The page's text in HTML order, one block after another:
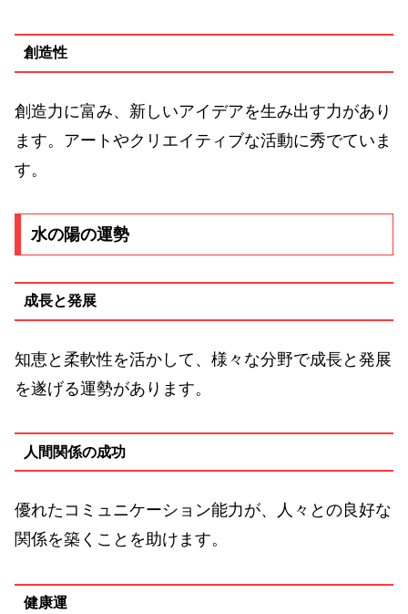
創造性
創造力に富み、新しいアイデアを生み出す力があり
ます。アートやクリエイティブな活動に秀でていま
す。
水の陽の運勢
成長と発展
知恵と柔軟性を活かして、様々な分野で成長と発展
を遂げる運勢があります。
人間関係の成功
優れたコミュニケーション能力が、人々との良好な
関係を築くことを助けます。
健康運